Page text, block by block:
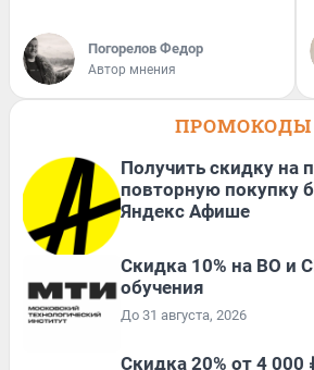
Погорелов Федор
Автор мнения
ПРОМОКОДЫ
Получить скидку на
повторную покупку
Яндекс Афише
Скидка 10% на ВО и
обучения
До 31 августа, 2026
Скидка 20% от 4 000